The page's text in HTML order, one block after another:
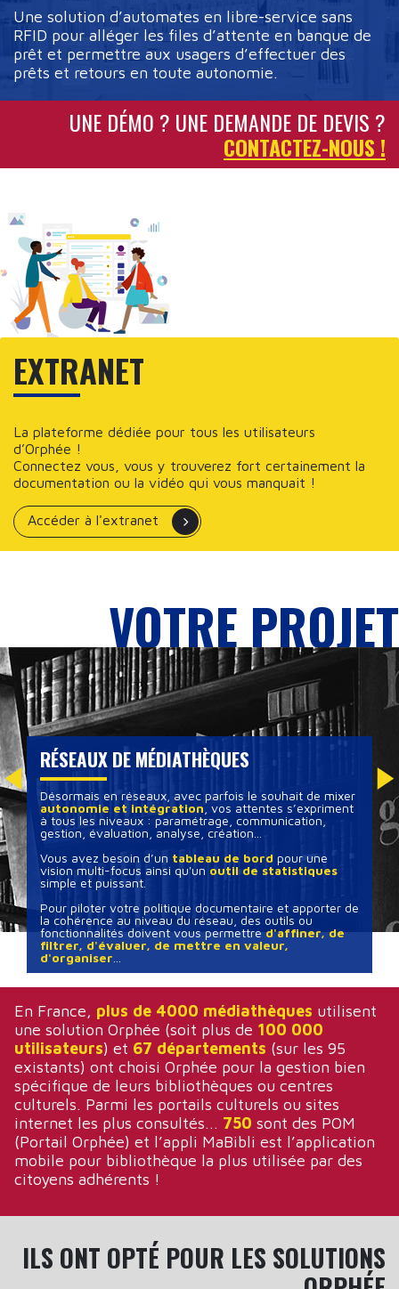
Une solution d’automates en libre-service sans
RFID pour alléger les files d’attente en banque de
prêt et permettre aux usagers d’effectuer des
prêts et retours en toute autonomie.
UNE DÉMO ? UNE DEMANDE DE DEVIS ?
CONTACTEZ-NOUS !
EXTRANET
La plateforme dédiée pour tous les utilisateurs
d’Orphée !
Connectez vous, vous y trouverez fort certainement la
documentation ou la vidéo qui vous manquait !
Accéder à l'extranet
VOTRE PROJET
RÉSEAUX DE MÉDIATHÈQUES
Désormais en réseaux, avec parfois le souhait de mixer
autonomie et intégration, vos attentes s’expriment
à tous les niveaux : paramétrage, communication,
gestion, évaluation, analyse, création...
Vous avez besoin d’un tableau de bord pour une
vision multi-focus ainsi qu'un outil de statistiques
simple et puissant.
Pour piloter votre politique documentaire et apporter de
la cohérence au niveau du réseau, des outils ou
fonctionnalités doivent vous permettred'affiner, de
filtrer, d'évaluer, de mettre en valeur,
d'organiser
En France, plus de 4000 médiathèques utilisent
une solution Orphée (soit plus de 100 000
utilisateurs) et 67 départements (sur les 95
existants) ont choisi Orphée pour la gestion bien
spécifique de leurs bibliothèques ou centres
culturels. Parmi les portails culturels ou sites
internet les plus consultés... 750 sont des POM
(Portail Orphée) et l’appli MaBibli est l’application
mobile pour bibliothèque la plus utilisée par des
citoyens adhérents !
ILS ONT OPTÉ POUR LES SOLUTIONS